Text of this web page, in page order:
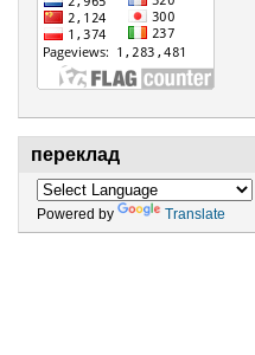
переклад
Powered by Translate